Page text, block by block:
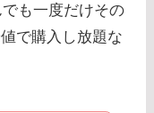
も一度だけその
で購入し放題な